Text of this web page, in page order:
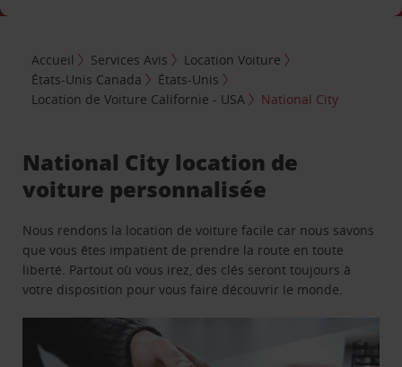
Accueil Services Avis
Location Voiture
États-Unis Canada
États-Unis
Location de Voiture Californie - USA
National City
National City location de
voiture personnalisée
Nous rendons la location de voiture facile car nous savons
que vous êtes impatient de prendre la route en toute
liberté. Partout où vous irez, des clés seront toujours à
votre disposition pour vous faire découvrir le monde.